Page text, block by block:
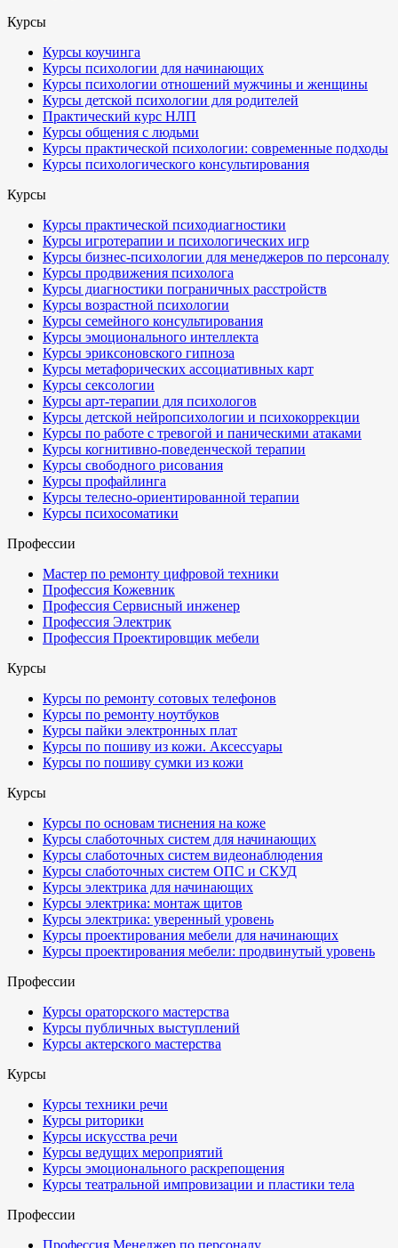
Курсы
Курсы коучинга
Курсы психологии для начинающих
Курсы психологии отношений мужчины и женщины
Курсы детской психологии для родителей
Практический курс НЛП
Курсы общения с людьми
Курсы практической психологии: современные подходы
Курсы психологического консультирования
Курсы
Курсы практической психодиагностики
Курсы игротерапии и психологических игр
Курсы бизнес-психологии для менеджеров по персоналу
Курсы продвижения психолога
Курсы диагностики пограничных расстройств
Курсы возрастной психологии
Курсы семейного консультирования
Курсы эмоционального интеллекта
Курсы эриксоновского гипноза
Курсы метафорических ассоциативных карт
Курсы сексологии
Курсы арт-терапии для психологов
Курсы детской нейропсихологии и психокоррекции
Курсы по работе с тревогой и паническими атаками
Курсы когнитивно-поведенческой терапии
Курсы свободного рисования
Курсы профайлинга
Курсы телесно-ориентированной терапии
Курсы психосоматики
Профессии
Мастер по ремонту цифровой техники
Профессия Кожевник
Профессия Сервисный инженер
Профессия Электрик
Профессия Проектировщик мебели
Курсы
Курсы по ремонту сотовых телефонов
Курсы по ремонту ноутбуков
Курсы пайки электронных плат
Курсы по пошиву из кожи. Аксессуары
Курсы по пошиву сумки из кожи
Курсы
Курсы по основам тиснения на коже
Курсы слаботочных систем для начинающих
Курсы слаботочных систем видеонаблюдения
Курсы слаботочных систем ОПС и СКУД
Курсы электрика для начинающих
Курсы электрика: монтаж щитов
Курсы электрика: уверенный уровень
Курсы проектирования мебели для начинающих
Курсы проектирования мебели: продвинутый уровень
Профессии
Курсы ораторского мастерства
Курсы публичных выступлений
Курсы актерского мастерства
Курсы
Курсы техники речи
Курсы риторики
Курсы искусства речи
Курсы ведущих мероприятий
Курсы эмоционального раскрепощения
Курсы театральной импровизации и пластики тела
Профессии
Профессия Менеджер по персоналу